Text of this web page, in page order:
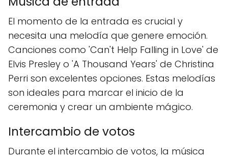
El momento de la entrada es crucial y
necesita una melodía que genere emoción.
Canciones como 'Can't Help Falling in Love' de
Elvis Presley o 'A Thousand Years' de Christina
Perri son excelentes opciones. Estas melodías
son ideales para marcar el inicio de la
ceremonia y crear un ambiente mágico.
Intercambio de votos
Durante el intercambio de votos, la música